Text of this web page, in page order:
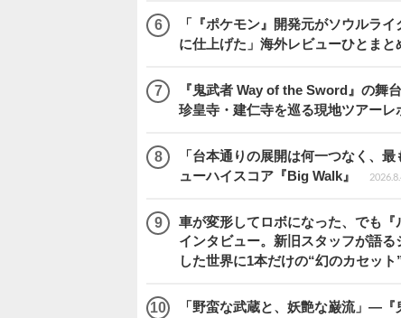
「『ポケモン』開発元がソウルラ
に仕上げた」海外レビューひとま
『鬼武者 Way of the Sword』の舞
珍皇寺・建仁寺を巡る現地ツアーレ
「台本通りの展開は何一つなく、
ューハイスコア『Big Walk』
車が変形してロボになった、でも
インタビュー。新旧スタッフが語
した世界に1本だけの“幻のカセット
「野蛮な武蔵と、妖艶な巌流」―